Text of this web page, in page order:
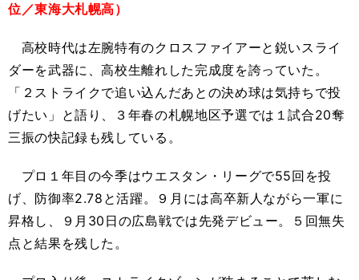
位／東海大札幌高）
高校時代は左腕特有のクロスファイアーと鋭いスライ
ダーを武器に、高校生離れした完成度を誇っていた。
「２ストライクで追い込んだあとの決め球は気持ちで投
げたい」と語り、３年春の札幌地区予選では１試合20奪
三振の快記録も残している。
プロ１年目の今季はウエスタン・リーグで55回を投
げ、防御率2.78と活躍。９月には高卒新人ながら一軍に
昇格し、９月30日の広島戦では先発デビュー。５回無失
点と結果を残した。